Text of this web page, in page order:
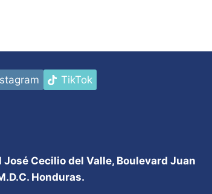
TikTok
Cecilio del Valle, Boulevard Juan
Honduras.